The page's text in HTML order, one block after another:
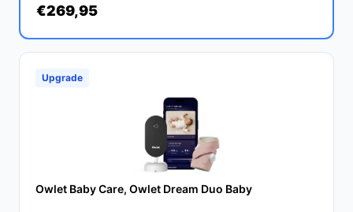
Conclusie
betrouwbare en slimme manier om hun baby te
monitoren. Met zijn innovatieve functies en
gebruiksgemak biedt deze babyfoon een waardevolle
aanvulling op de babyuitzet.
bestebabyfoonmetcamera.nl. Kies bewust wat perfect
€269,95
Upgrade
Owlet Baby Care, Owlet Dream Duo Baby